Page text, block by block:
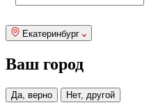
Екатеринбург
Ваш город
Да, верно Нет, другой